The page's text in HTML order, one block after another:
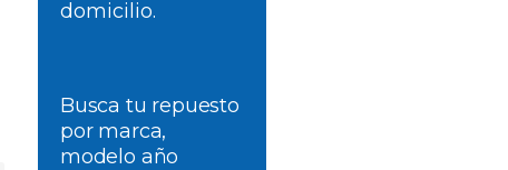
domicilio.
Busca tu repuesto
por marca,
modelo año